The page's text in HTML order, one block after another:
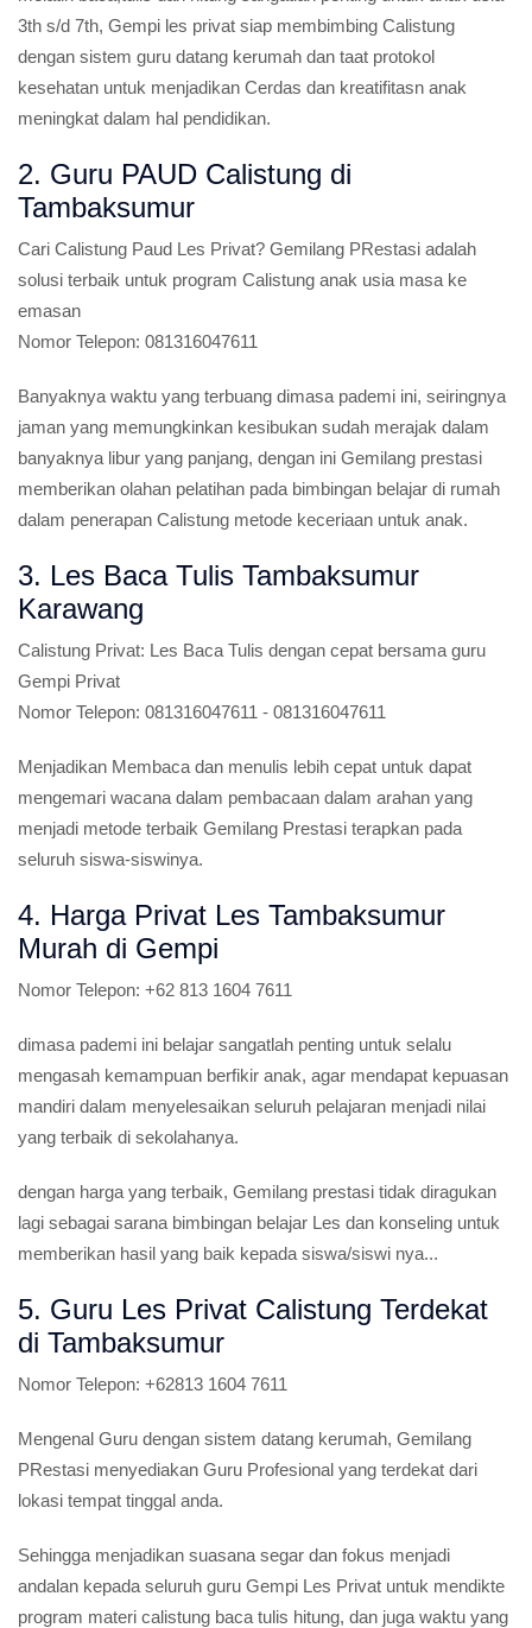
3th s/d 7th, Gempi les privat siap membimbing Calistung
dengan sistem guru datang kerumah dan taat protokol
kesehatan untuk menjadikan Cerdas dan kreatifitasn anak
meningkat dalam hal pendidikan.
2. Guru PAUD Calistung di
Tambaksumur
Cari Calistung Paud Les Privat? Gemilang PRestasi adalah
solusi terbaik untuk program Calistung anak usia masa ke
emasan
Nomor Telepon: 081316047611
Banyaknya waktu yang terbuang dimasa pademi ini, seiringnya
jaman yang memungkinkan kesibukan sudah merajak dalam
banyaknya libur yang panjang, dengan ini Gemilang prestasi
memberikan olahan pelatihan pada bimbingan belajar di rumah
dalam penerapan Calistung metode keceriaan untuk anak.
3. Les Baca Tulis Tambaksumur
Karawang
Calistung Privat: Les Baca Tulis dengan cepat bersama guru
Gempi Privat
Nomor Telepon: 081316047611 - 081316047611
Menjadikan Membaca dan menulis lebih cepat untuk dapat
mengemari wacana dalam pembacaan dalam arahan yang
menjadi metode terbaik Gemilang Prestasi terapkan pada
seluruh siswa-siswinya.
4. Harga Privat Les Tambaksumur
Murah di Gempi
Nomor Telepon: +62 813 1604 7611
dimasa pademi ini belajar sangatlah penting untuk selalu
mengasah kemampuan berfikir anak, agar mendapat kepuasan
mandiri dalam menyelesaikan seluruh pelajaran menjadi nilai
yang terbaik di sekolahanya.
dengan harga yang terbaik, Gemilang prestasi tidak diragukan
lagi sebagai sarana bimbingan belajar Les dan konseling untuk
memberikan hasil yang baik kepada siswa/siswi nya...
5. Guru Les Privat Calistung Terdekat
di Tambaksumur
Nomor Telepon: +62813 1604 7611
Mengenal Guru dengan sistem datang kerumah, Gemilang
PRestasi menyediakan Guru Profesional yang terdekat dari
lokasi tempat tinggal anda.
Sehingga menjadikan suasana segar dan fokus menjadi
andalan kepada seluruh guru Gempi Les Privat untuk mendikte
program materi calistung baca tulis hitung, dan juga waktu yang